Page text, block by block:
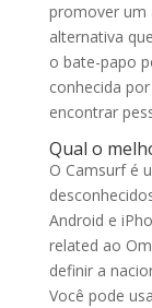
promover um
alternativa
o bate-papo
conhecida
encontrar
Qual o
O Camsurf é
Android e
related ao
definir a
Você pode